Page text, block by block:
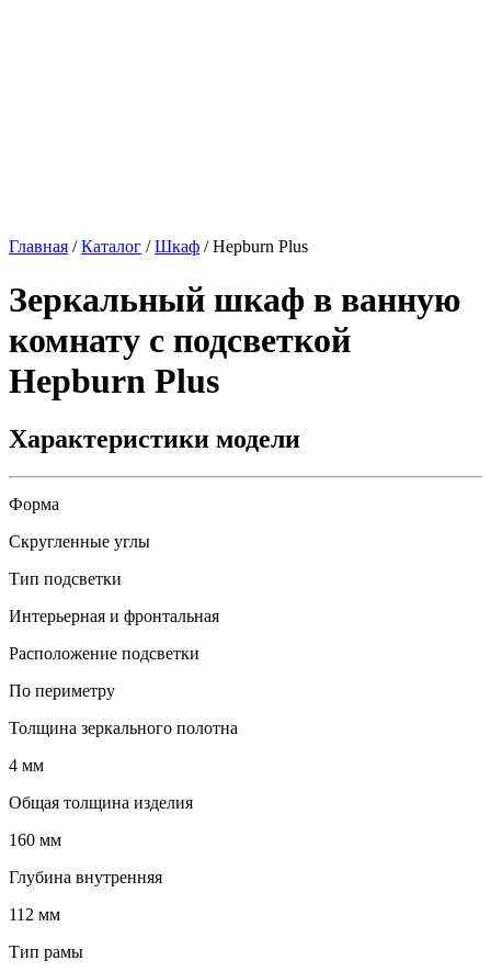
Главная /Каталог /Шкаф /Hepburn Plus
Зеркальный шкаф в ванную
комнату с подсветкой
Hepburn Plus
Характеристики модели
Форма
Скругленные углы
Тип подсветки
Интерьерная и фронтальная
Расположение подсветки
По периметру
Толщина зеркального полотна
4 мм
Общая толщина изделия
160 мм
Глубина внутренняя
112 мм
Тип рамы